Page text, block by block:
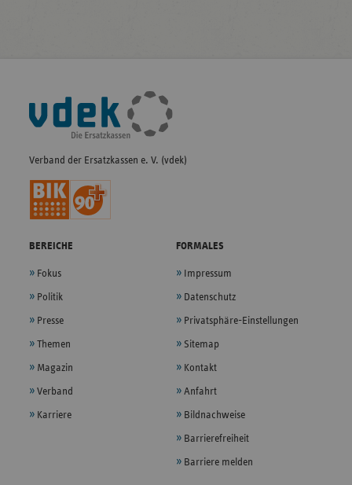
Fußleisten-
Navigation
Verband der Ersatzkassen e. V. (vdek)
BEREICHE
Fokus
Politik
Presse
Themen
Magazin
Verband
Karriere
FORMALES
Impressum
Datenschutz
Privatsphäre-Einstellungen
Sitemap
Kontakt
Anfahrt
Bildnachweise
Barrierefreiheit
Barriere melden